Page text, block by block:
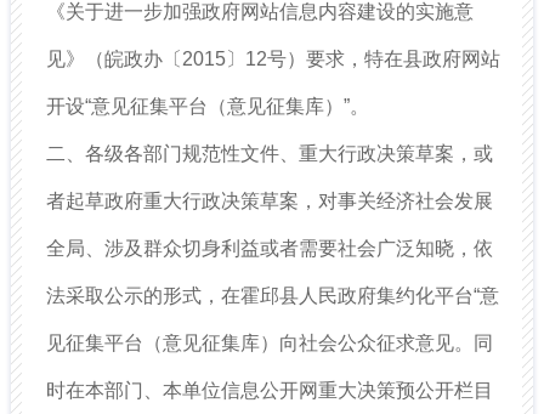
《关于进一步加强政府网站信息内容建设的实施意
见》（皖政办〔2015〕12号）要求，特在县政府网站
开设“意见征集平台（意见征集库）”。
二、各级各部门规范性文件、重大行政决策草案，或
者起草政府重大行政决策草案，对事关经济社会发展
全局、涉及群众切身利益或者需要社会广泛知晓，依
法采取公示的形式，在霍邱县人民政府集约化平台“意
见征集平台（意见征集库）向社会公众征求意见。同
时在本部门、本单位信息公开网重大决策预公开栏目